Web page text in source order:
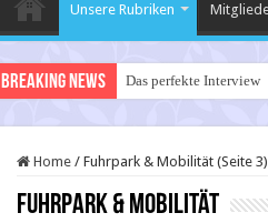
Unsere Rubriken
Breaking News Stat
Home / Fuhrpark & Mobilität (Seite 3)
Fuhrpark & Mobilität